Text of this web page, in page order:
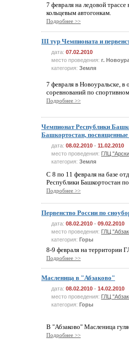
7 февраля на ледовой
кольцевым автогонкам.
Подробнее >>
III тур Чемпионата и
дата: 07.02.2010
место проведения: г.
категория: Земля
7 февраля в Новоуральске,
соревнований по
Подробнее >>
Чемпионат Республики
Башкортостан, посвященные
дата: 08.02.2010 - 11.02.2010
место проведения: ГЛЦ
категория: Земля
C 8 по 11 февраля на базе
Республики Башкортостан
Подробнее >>
Первенство России по
дата: 08.02.2010 - 09.02.2010
место проведения: ГЛЦ
категория: Горы
8-9 февраля на территории
Подробнее >>
Масленица в "Абзаково"
дата: 08.02.2010 - 14.02.2010
место проведения: ГЛЦ
категория: Горы
В "Абзаково" Масленица
Подробнее >>